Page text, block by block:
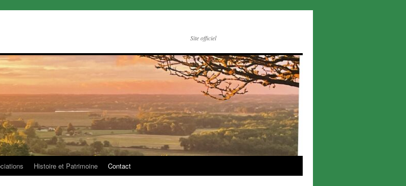
Site officiel
Histoire et Patrimoine Contact